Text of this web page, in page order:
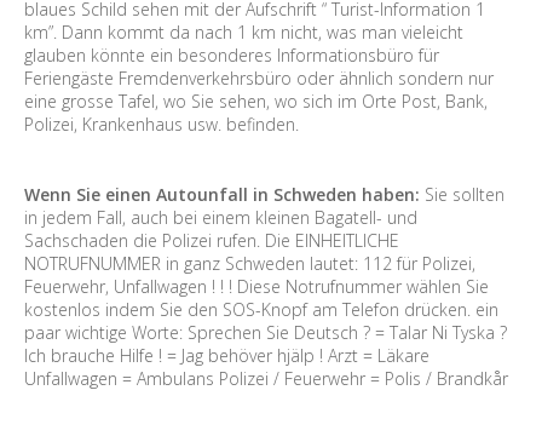
blaues Schild sehen mit der Aufschrift “ Turist-Information 1
km”. Dann kommt da nach 1 km nicht, was man vieleicht
glauben könnte ein besonderes Informationsbüro für
Feriengäste Fremdenverkehrsbüro oder ähnlich sondern nur
eine grosse Tafel, wo Sie sehen, wo sich im Orte Post, Bank,
Polizei, Krankenhaus usw. befinden.
Wenn Sie einen Autounfall in Schweden haben: Sie sollten
in jedem Fall, auch bei einem kleinen Bagatell- und
Sachschaden die Polizei rufen. Die EINHEITLICHE
NOTRUFNUMMER in ganz Schweden lautet: 112 für Polizei,
Feuerwehr, Unfallwagen ! ! ! Diese Notrufnummer wählen Sie
kostenlos indem Sie den SOS-Knopf am Telefon drücken. ein
paar wichtige Worte: Sprechen Sie Deutsch ? = Talar Ni Tyska ?
Ich brauche Hilfe ! = Jag behöver hjälp ! Arzt = Läkare
Unfallwagen = Ambulans Polizei / Feuerwehr = Polis / Brandkår